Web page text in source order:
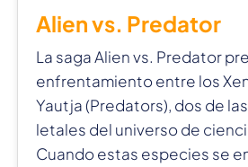
Alien vs. Predator
La saga Alien vs. Predator
enfrentamiento entre los
Yautja (Predators), dos de
letales del universo de
Cuando estas especies se